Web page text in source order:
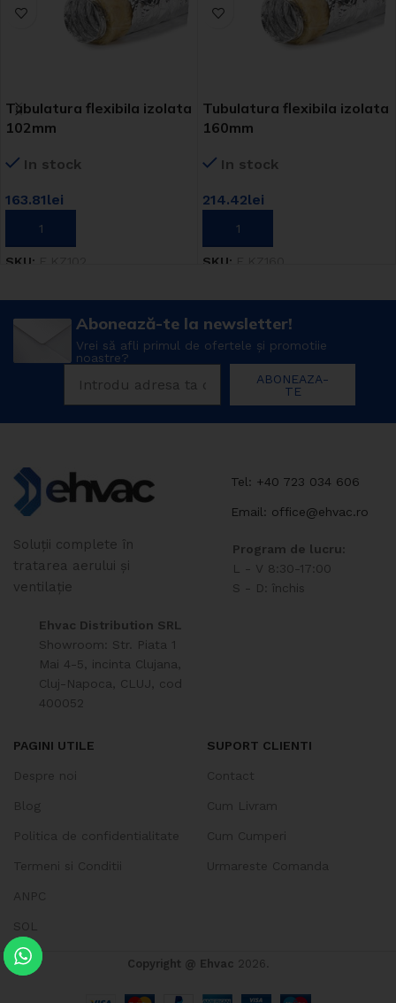
Tubulatura flexibila izolata
102mm
In stock
163.81lei
ADAUGĂ ÎN COȘ
SKU:
Tubulatura flexibila izolata
160mm
In stock
214.42lei
ADAUGĂ ÎN COȘ
SKU:
Abonează-te la newsletter!
Vrei să afli primul de ofertele și promotiie
noastre?
ABONEAZA-
TE
Soluții complete în
tratarea aerului și
ventilație
Ehvac Distribution SRL
Showroom: Str. Piata 1
Mai 4-5, incinta Clujana,
Cluj-Napoca, CLUJ, cod
400052
Tel: +40 723 034 606
Email: office@ehvac.ro
Program de lucru:
L - V 8:30-17:00
S - D: închis
PAGINI UTILE
Despre noi
Blog
Politica de confidentialitate
Termeni si Conditii
ANPC
SOL
SUPORT CLIENTI
Contact
Cum Livram
Cum Cumperi
Urmareste Comanda
Copyright @ Ehvac 2026.